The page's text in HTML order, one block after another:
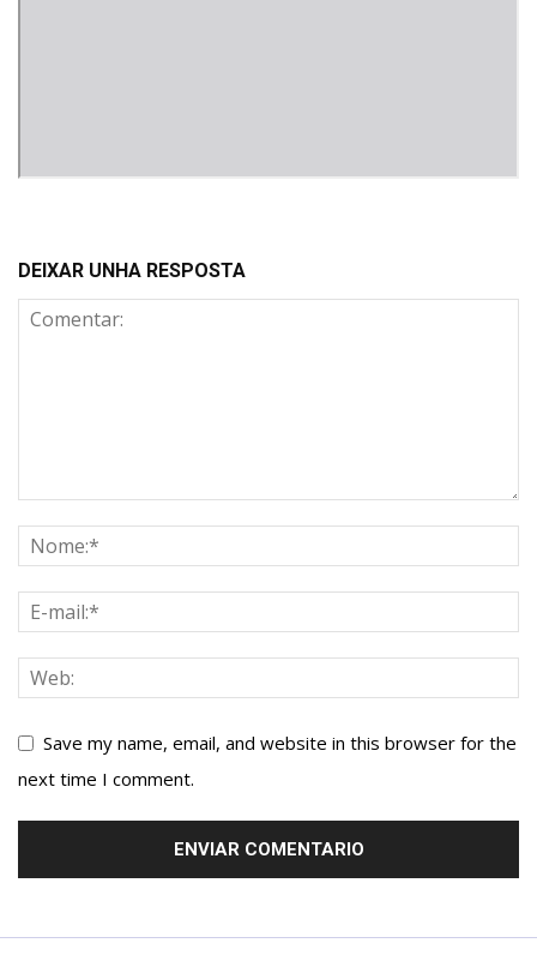
DEIXAR UNHA RESPOSTA
Save my name, email, and website in this browser for the
next time I comment.